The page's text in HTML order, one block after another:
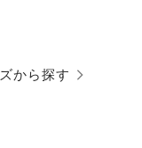
から探す